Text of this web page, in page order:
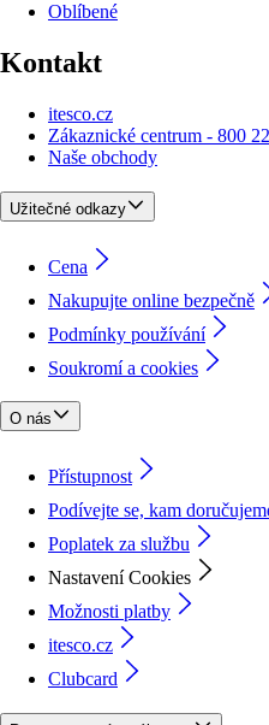
Oblíbené
Kontakt
itesco.cz
Zákaznické centrum - 800
Naše obchody
Užitečné odkazy
Cena
Nakupujte online bezpečně
Podmínky používání
Soukromí a cookies
O nás
Přístupnost
Podívejte se, kam
Poplatek za službu
Nastavení Cookies
Možnosti platby
itesco.cz
Clubcard